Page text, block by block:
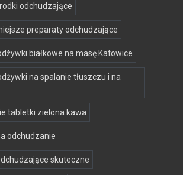
odchudzające
preparaty odchudzające
białkowe na masę Katowice
na spalanie tłuszczu i na
tabletki zielona kawa
odchudzanie
skuteczne